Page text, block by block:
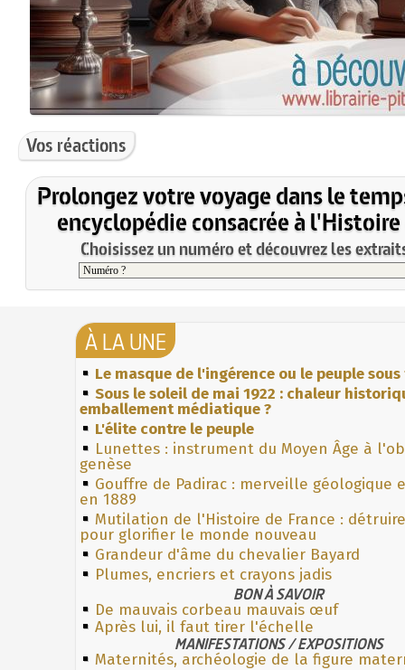
Vos réactions
Prolongez votre voyage dans le
encyclopédie consacrée à l'Histoire
Choisissez un numéro et découvrez les
À LA UNE
Le masque de l'ingérence ou le peuple
Sous le soleil de mai 1922 : chaleur
emballement médiatique ?
L'élite contre le peuple
Lunettes : instrument du Moyen Âge à
genèse
Gouffre de Padirac : merveille géologique
en 1889
Mutilation de l'Histoire de France :
pour glorifier le monde nouveau
Grandeur d'âme du chevalier Bayard
Plumes, encriers et crayons jadis
BON À SAVOIR
De mauvais corbeau mauvais œuf
Après lui, il faut tirer l'échelle
MANIFESTATIONS / EXPOSITIONS
Maternités, archéologie de la figure